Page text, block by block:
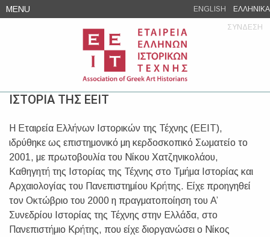
Skip
to
MENU ENGLISH ΕΛΛΗΝΙΚΑ
ΣΥΝΔΕΣΗ
ΙΣΤΟΡΙΑ ΤΗΣ ΕΕΙΤ
Η Εταιρεία Ελλήνων Ιστορικών της Τέχνης (ΕΕΙΤ),
ιδρύθηκε ως επιστημονικό μη κερδοσκοπικό Σωματείο το
2001, με πρωτοβουλία του Νίκου Χατζηνικολάου,
Καθηγητή της Ιστορίας της Τέχνης στο Τμήμα Ιστορίας και
Αρχαιολογίας του Πανεπιστημίου Κρήτης. Είχε προηγηθεί
τον Οκτώβριο του 2000 η πραγματοποίηση του A’
Συνεδρίου Ιστορίας της Τέχνης στην Ελλάδα, στο
Πανεπιστήμιο Κρήτης, που είχε διοργανώσει ο Νίκος